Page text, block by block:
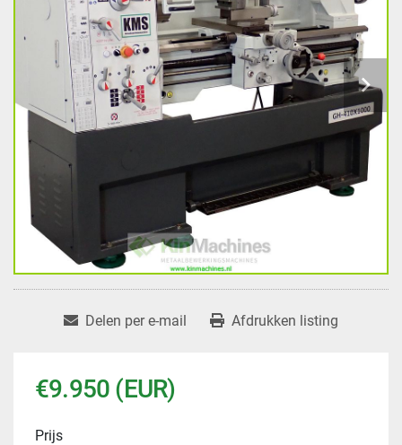
Delen per e-mail Afdrukken listing
€9.950 (EUR)
Prijs